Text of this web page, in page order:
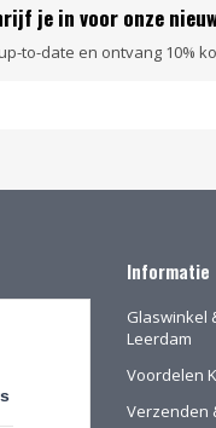
je in voor onze
to-date en ontvang 10%
Informatie
Glaswinkel
Leerdam
Voordelen
Verzenden